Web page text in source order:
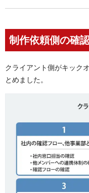
制作依頼側の確
クライアント側がキック
とめました。